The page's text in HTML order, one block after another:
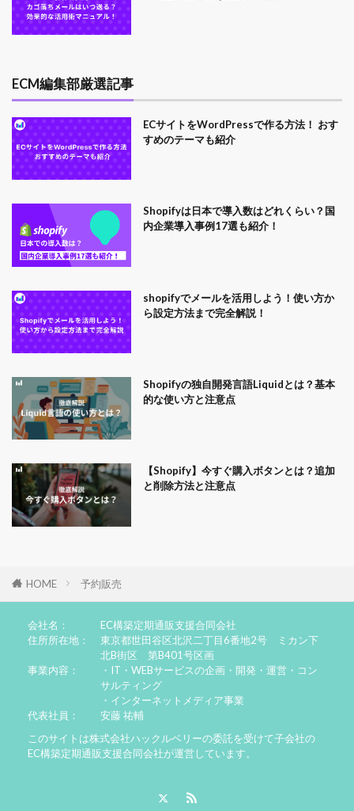
ECM編集部厳選記事
ECサイトをWordPressで作る方法！ おす
すめのテーマも紹介
Shopifyは日本で導入数はどれくらい？国
内企業導入事例17選も紹介！
shopifyでメールを活用しよう！使い方か
ら設定方法まで完全解説！
Shopifyの独自開発言語Liquidとは？基本
的な使い方と注意点
【Shopify】今すぐ購入ボタンとは？追加
と削除方法と注意点
HOME 予約販売
会社名：
EC構築定期通販支援合同会社
住所所在地：
東京都世田谷区北沢二丁目6番地2号 ミカン下
北B街区 第B401号区画
事業内容：
・IT・WEBサービスの企画・開発・運営・コン
サルティング
・インターネットメディア事業
代表社員：
安藤 祐輔
このサイトは株式会社ハックルベリーの委託を受けて子会社の
EC構築定期通販支援合同会社が運営しています。